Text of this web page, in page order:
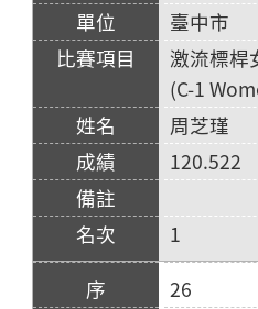
臺中市
激流標桿
(C-1
周芝瑾
120.522
1
26